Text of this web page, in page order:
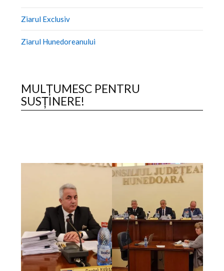
Ziarul Exclusiv
Ziarul Hunedoreanului
MULȚUMESC PENTRU
SUSȚINERE!